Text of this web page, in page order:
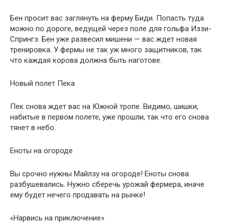
Бен просит вас заглянуть на ферму Биди. Попасть туда
можно по дороге, ведущей через поле для гольфа Иззи-
Спрингз. Бен уже развесил мишени — вас ждет новая
тренировка. У фермы не так уж много защитников, так
что каждая корова должна быть наготове.
Новый полет Пека
Пек снова ждет вас на Южной тропе. Видимо, шишки,
набитые в первом полете, уже прошли, так что его снова
тянет в небо.
Еноты на огороде
Вы срочно нужны Майлзу на огороде! Еноты снова
разбушевались. Нужно сберечь урожай фермера, иначе
ему будет нечего продавать на рынке!
«Нарвись на приключение»